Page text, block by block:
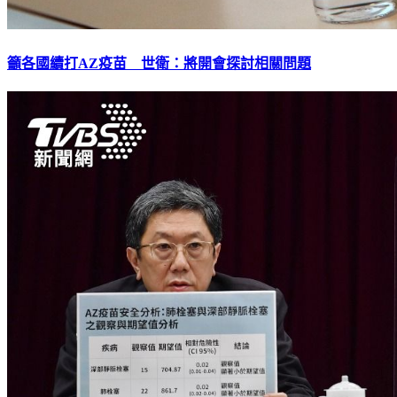
籲各國續打AZ疫苗 世衛：將開會探討相關問題